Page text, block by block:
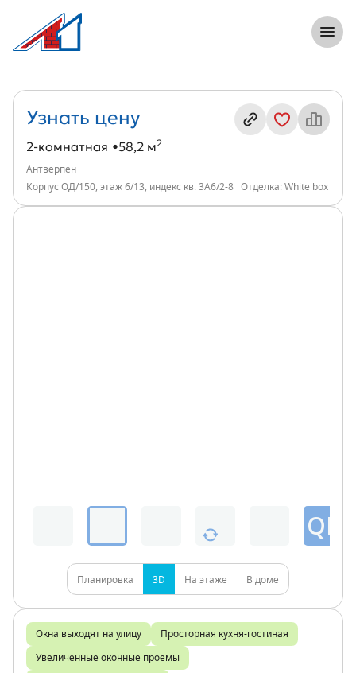
2-комнатная, 58 м², ЖК Антверпен,
Информация о квартире
Узнать цену
2-комнатная 58,2 м2
Антверпен
Корпус ОД/150, этаж 6/13, индекс кв. 3А6/2-8
Отделка: White box
QR
Планировка 3D На этаже В доме
Окна выходят на улицу Просторная кухня-гостиная
Увеличенные оконные проемы